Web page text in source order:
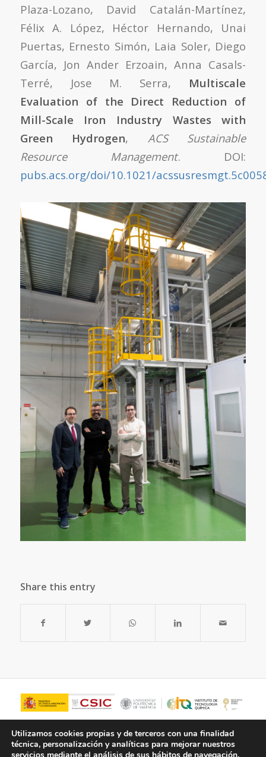
Plaza-Lozano, David Catalán-Martínez,
Félix A. López, Héctor Hernando, Unai
Puertas, Ernesto Simón, Laia Soler, Diego
García, Jon Ander Erzoain, Anna Casals-
Terré, Jose M. Serra, Multiscale
Evaluation of the Direct Reduction of
Mill-Scale Iron Industry Wastes with
Green Hydrogen, ACS Sustainable
Resource Management. DOI:
pubs.acs.org/doi/10.1021/
Share this entry
Utilizamos cookies propias y de terceros con una finalidad
técnica, personalización y analíticas para mejorar nuestros